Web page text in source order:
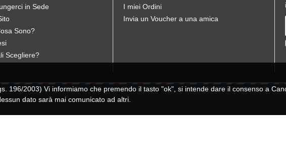
in Sede
Sono?
Scegliere?
I miei Ordini
Invia un Voucher a una amica
196/2003) Vi informiamo che premendo il tasto "ok", si intende dare il consenso a
dato sarà mai comunicato ad altri.